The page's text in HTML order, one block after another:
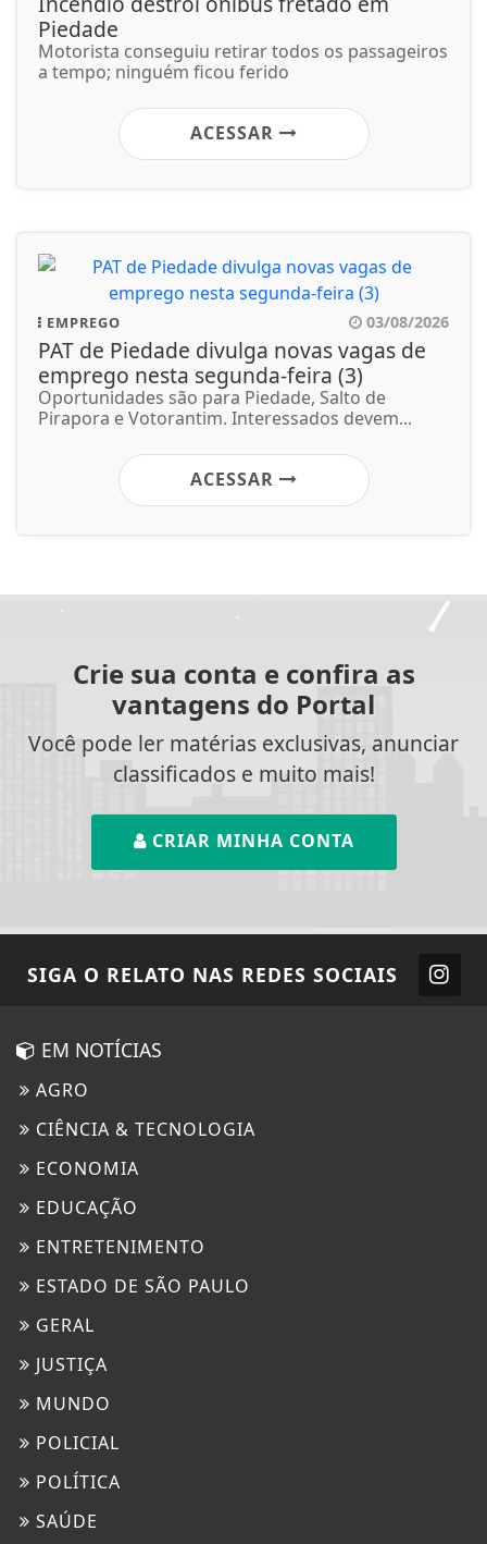
Piedade
Motorista conseguiu retirar todos os passageiros
a tempo; ninguém ficou ferido
ACESSAR
EMPREGO 03/08/2026
PAT de Piedade divulga novas vagas de
emprego nesta segunda-feira (3)
Oportunidades são para Piedade, Salto de
Pirapora e Votorantim. Interessados devem...
ACESSAR
Crie sua conta e confira as
vantagens do Portal
Você pode ler matérias exclusivas, anunciar
classificados e muito mais!
CRIAR MINHA CONTA
SIGA O RELATO NAS REDES SOCIAIS
EM NOTÍCIAS
AGRO
CIÊNCIA & TECNOLOGIA
ECONOMIA
EDUCAÇÃO
ENTRETENIMENTO
ESTADO DE SÃO PAULO
GERAL
JUSTIÇA
MUNDO
POLICIAL
POLÍTICA
SAÚDE